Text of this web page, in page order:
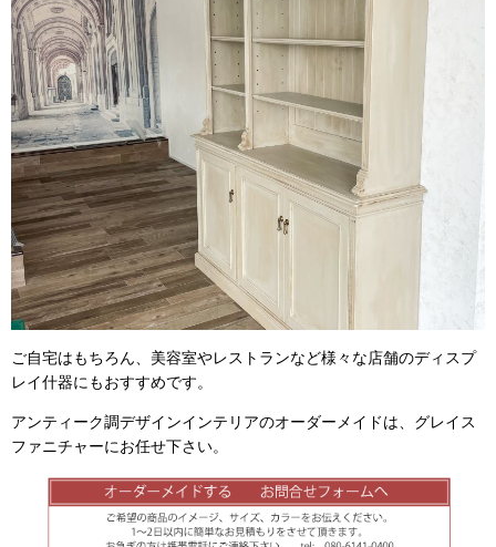
ご自宅はもちろん、美容室やレストランなど様々な店舗のディスプ
レイ什器にもおすすめです。
アンティーク調デザインインテリアのオーダーメイドは、グレイス
ファニチャーにお任せ下さい。